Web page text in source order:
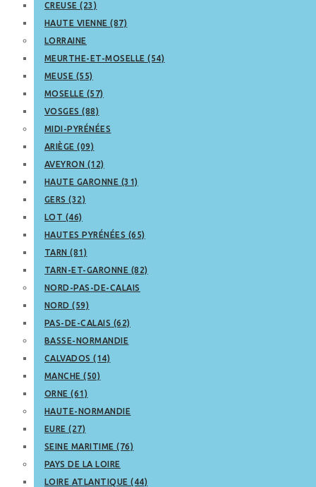
CREUSE (23)
HAUTE VIENNE (87)
LORRAINE
MEURTHE-ET-MOSELLE (54)
MEUSE (55)
MOSELLE (57)
VOSGES (88)
MIDI-PYRÉNÉES
ARIÈGE (09)
AVEYRON (12)
HAUTE GARONNE (31)
GERS (32)
LOT (46)
HAUTES PYRÉNÉES (65)
TARN (81)
TARN-ET-GARONNE (82)
NORD-PAS-DE-CALAIS
NORD (59)
PAS-DE-CALAIS (62)
BASSE-NORMANDIE
CALVADOS (14)
MANCHE (50)
ORNE (61)
HAUTE-NORMANDIE
EURE (27)
SEINE MARITIME (76)
PAYS DE LA LOIRE
LOIRE ATLANTIQUE (44)